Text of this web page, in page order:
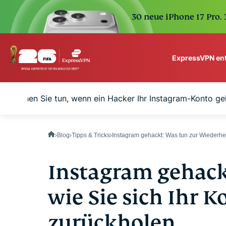
30 neue iPhone 17
ExpressVPN
VPN protection for
können Sie tun, wenn ein Hacker Ihr Instagram-Konto
Blog Tipps & Tricks Instagram gehackt: Was tun zur
Instagram
wie Sie sich Ihr